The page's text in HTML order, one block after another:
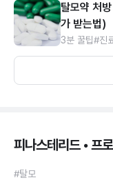
탈모약 처
가 받는법)
3분 꿀팁#진
피나스테리드 • 프
#탈모